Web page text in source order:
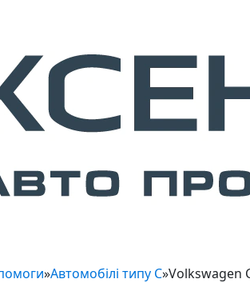
»Автомобілі типу C»Volkswagen